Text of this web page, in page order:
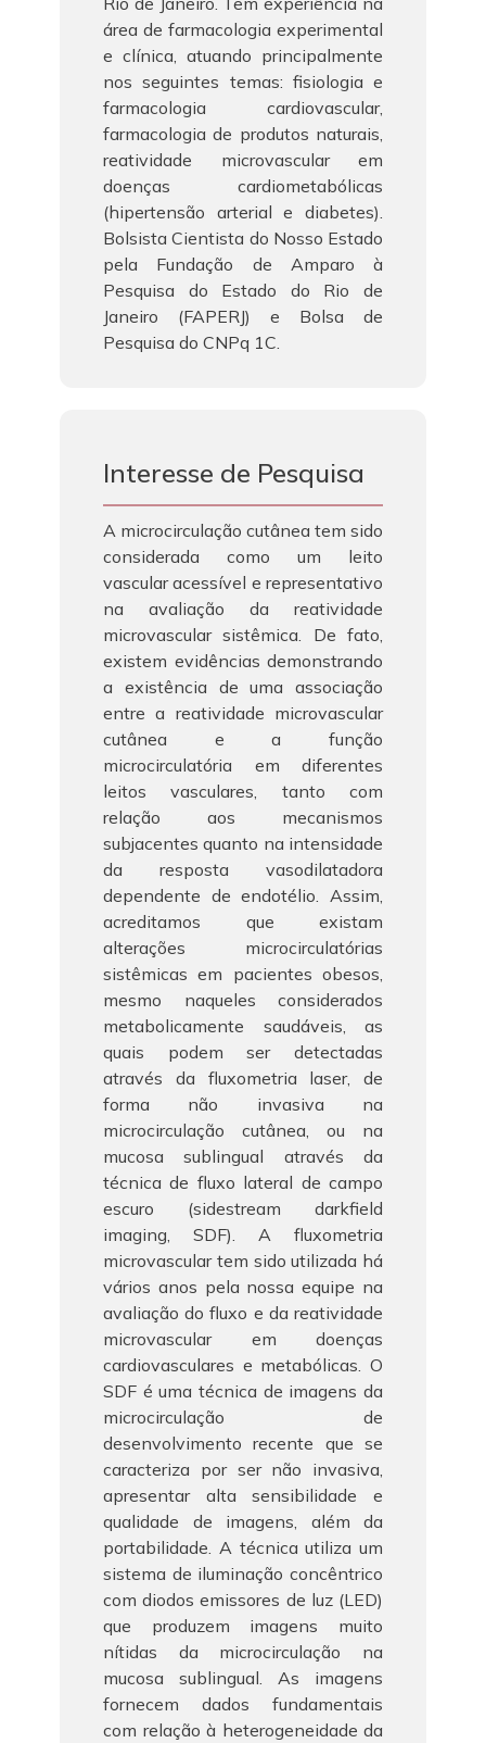
área de farmacologia experimental
e clínica, atuando principalmente
nos seguintes temas: fisiologia e
farmacologia cardiovascular,
farmacologia de produtos naturais,
reatividade microvascular em
doenças cardiometabólicas
(hipertensão arterial e diabetes).
Bolsista Cientista do Nosso Estado
pela Fundação de Amparo à
Pesquisa do Estado do Rio de
Janeiro (FAPERJ) e Bolsa de
Pesquisa do CNPq 1C.
Interesse de Pesquisa
A microcirculação cutânea tem sido
considerada como um leito
vascular acessível e representativo
na avaliação da reatividade
microvascular sistêmica. De fato,
existem evidências demonstrando
a existência de uma associação
entre a reatividade microvascular
cutânea e a função
microcirculatória em diferentes
leitos vasculares, tanto com
relação aos mecanismos
subjacentes quanto na intensidade
da resposta vasodilatadora
dependente de endotélio. Assim,
acreditamos que existam
alterações microcirculatórias
sistêmicas em pacientes obesos,
mesmo naqueles considerados
metabolicamente saudáveis, as
quais podem ser detectadas
através da fluxometria laser, de
forma não invasiva na
microcirculação cutânea, ou na
mucosa sublingual através da
técnica de fluxo lateral de campo
escuro (sidestream darkfield
imaging, SDF). A fluxometria
microvascular tem sido utilizada há
vários anos pela nossa equipe na
avaliação do fluxo e da reatividade
microvascular em doenças
cardiovasculares e metabólicas. O
SDF é uma técnica de imagens da
microcirculação de
desenvolvimento recente que se
caracteriza por ser não invasiva,
apresentar alta sensibilidade e
qualidade de imagens, além da
portabilidade. A técnica utiliza um
sistema de iluminação concêntrico
com diodos emissores de luz (LED)
que produzem imagens muito
nítidas da microcirculação na
mucosa sublingual. As imagens
fornecem dados fundamentais
com relação à heterogeneidade da